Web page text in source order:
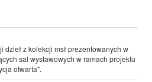
dzieł z kolekcji msł prezentowanych w
sal wystawowych w ramach projektu
otwarta".